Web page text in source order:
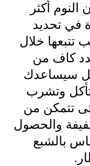
أكثر
في تحديد
تتبعها خلال
كاف من
سيساعدك
وتشرب
تتمكن من
والحصول
بالشبع